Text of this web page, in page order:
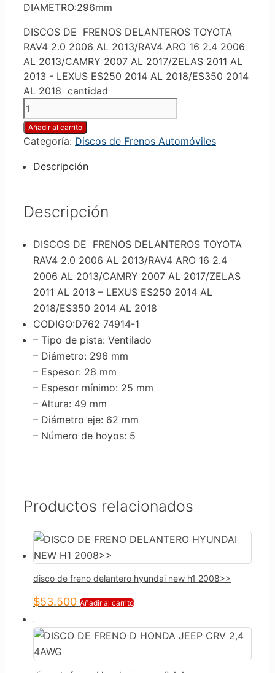
DIAMETRO:296mm
DISCOS DE FRENOS DELANTEROS TOYOTA
RAV4 2.0 2006 AL 2013/RAV4 ARO 16 2.4 2006
AL 2013/CAMRY 2007 AL 2017/ZELAS 2011 AL
2013 - LEXUS ES250 2014 AL 2018/ES350 2014
AL 2018 cantidad
Añadir al carrito
Categoría: Discos de Frenos Automóviles
Descripción
Descripción
DISCOS DE FRENOS DELANTEROS TOYOTA
RAV4 2.0 2006 AL 2013/RAV4 ARO 16 2.4
2006 AL 2013/CAMRY 2007 AL 2017/ZELAS
2011 AL 2013 – LEXUS ES250 2014 AL
2018/ES350 2014 AL 2018
CODIGO:D762 74914-1
– Tipo de pista: Ventilado
– Diámetro: 296 mm
– Espesor: 28 mm
– Espesor mínimo: 25 mm
– Altura: 49 mm
– Diámetro eje: 62 mm
– Número de hoyos: 5
Productos relacionados
disco de freno delantero hyundai new h1 2008>>
$53.500 Añadir al carrito